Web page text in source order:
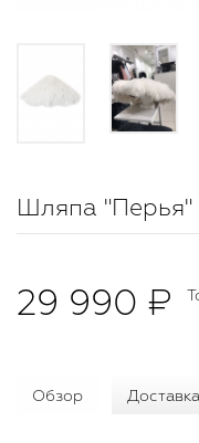
Шляпа "Перья"
29 990 ₽
Обзор